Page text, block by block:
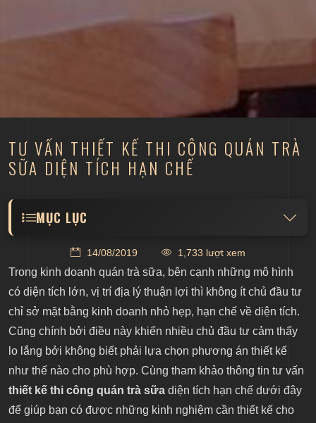
TƯ VẤN THIẾT KẾ THI CÔNG QUÁN TRÀ
SỮA DIỆN TÍCH HẠN CHẾ
MỤC LỤC
Thi công với đồ nội thất đơn giản, có sẵn
Trang trí đơn giản nhưng tạo điểm nhấn
14/08/2019 1,733 lượt xem
Trong kinh doanh quán trà sữa, bên cạnh những mô hình
có diện tích lớn, vị trí địa lý thuận lợi thì không ít chủ đầu tư
chỉ sở mặt bằng kinh doanh nhỏ hẹp, hạn chế về diện tích.
Cũng chính bởi điều này khiến nhiều chủ đầu tư cảm thấy
lo lắng bởi không biết phải lựa chọn phương án thiết kế
như thế nào cho phù hợp. Cùng tham khảo thông tin tư vấn
thiết kế thi công quán trà sữa diện tích hạn chế dưới đây
để giúp bạn có được những kinh nghiệm cần thiết kế cho